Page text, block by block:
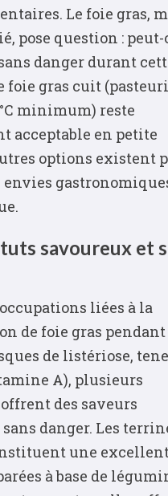
Le foie gras,
pose question :
danger durant
foie gras cuit
minimum) reste
acceptable en petite
options existent
savoureux et
liées à la
de foie gras
de listériose,
A), plusieurs
des saveurs
danger. Les
une
à base de